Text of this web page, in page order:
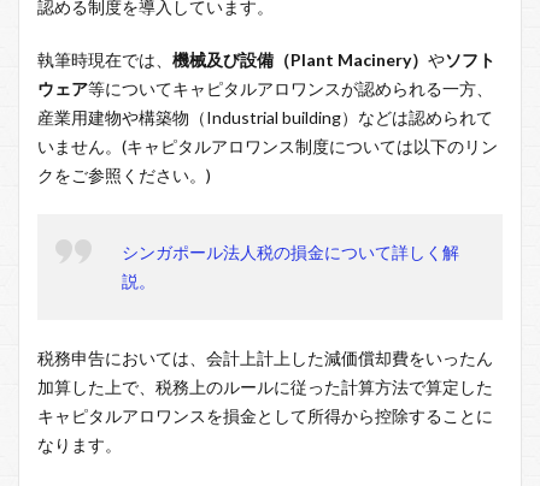
認める制度を導入しています。
執筆時現在では、 機械及び設備（Plant Macinery） やソフト
ウェア等についてキャピタルアロワンスが認められる一方、
産業用建物や構築物（Industrial building）などは認められて
いません。(キャピタルアロワンス制度については以下のリン
クをご参照ください。)
シンガポール法人税の損金について詳しく解
説。
税務申告においては、会計上計上した減価償却費をいったん
加算した上で、税務上のルールに従った計算方法で算定した
キャピタルアロワンスを損金として所得から控除することに
なります。